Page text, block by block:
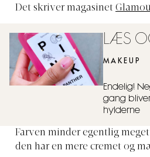
Det skriver magasinet
LÆS
MAKEUP
Endelig!
gang
hylderne
Farven minder egentlig
den har en mere cremet og